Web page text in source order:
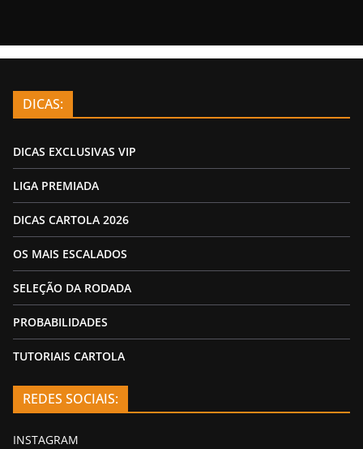
DICAS:
DICAS EXCLUSIVAS VIP
LIGA PREMIADA
DICAS CARTOLA 2026
OS MAIS ESCALADOS
SELEÇÃO DA RODADA
PROBABILIDADES
TUTORIAIS CARTOLA
REDES SOCIAIS:
INSTAGRAM